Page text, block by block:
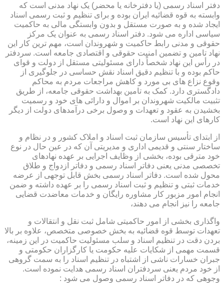
دفتر اسناد رسمی (یا دفترخانه یا محضر) یک نهاد مدنی است که
وابسته به قوه قضائیه ایران بوده و برای تنظیم و ثبت رسمی اسناد
ایجاد شده و به صورت مستقل و بدون وابستگی مالی به حاکمیت
سیاسی اداره می شود. دفتر اسناد رسمی به عنوان یک مرکز
حقوقی و مدنی رابط حاکمیت و شهروندان است، مهم ترین کار این
نهاد تامین و تضمین امنیت حقوقی و اقتصادی جامعه است. سردفتر
در رأس این نهاد شخصاً دارای مسئولیتی مستقل از دولت و قوای
حاکم بوده و با تنظیم دقیق اسناد نقش حساسی در جلوگیری از
وقوع نزاع های بی مورد و کاهش مراجعات مردم به محاکم
دادگستری دارد. کمک به تامین بهداشت حقوقی جامعه، از طریق
تثبیت مالکیت شهروندان بر اموال و دارائی های خود و رسمیت
بخشیدن به عقود و تعهدات و وصول برخی درآمدهای دولت از دیگر
کارهای این نهاد است.
از ابتدای تأسیس سازمان ثبت اسناد و املاک کشور و در نظام و
ساختار سنتی و قدیمی اداری و مدیریتی آن که در عین حال در نوع
خود مترقی بوده، بخشی از وظایف اجرایی بر عهده نهادهای
تخصصی مدنی یعنی دفاتر اسناد رسمی و دفاتر ازدواج و طلاق
محول شده است. دفاتر اسناد رسمی بخش قابل توجهی از عرضه
خدمات ثبتی و تنظیم و ثبت اسناد رسمی را بر عهده داشته و ضمن
انجام امور مزبور کار مشاوره رایگان و خدمات معاضدت قضایی
جامعه را نیز انجام می دهند،
واگذاری بخشی از امور حاکمیتی شامل ثبت نقل و انتقالات و
تعهدات توسط قوه قضائیه به بخش خصوصی متخصص، علاوه بر بالا
بردن دقت در تنظیم اسناد و سلب مسئولیت حاکمیت در این زمینه،
قسمت مهمی از شکایات علیه حکومت یا کارگزاران حکومتی و
جبران خسارات ناشی از اشتباه در تنظیم اسناد را به سمت گروهی
از خود مردم یعنی سردفتران اسناد رسمی هدایت نموده است.
وجوهی که در دفاتر اسناد رسمی وصول می شود :